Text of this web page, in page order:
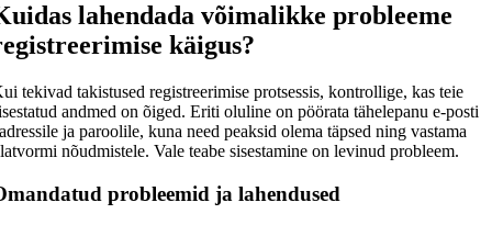
lahendada võimalikke probleeme
käigus?
tekivad takistused registreerimise protsessis, kontrollige, kas teie
andmed on õiged. Eriti oluline on pöörata tähelepanu e-posti
ja paroolile, kuna need peaksid olema täpsed ning vastama
nõudmistele. Vale teabe sisestamine on levinud probleem.
probleemid ja lahendused